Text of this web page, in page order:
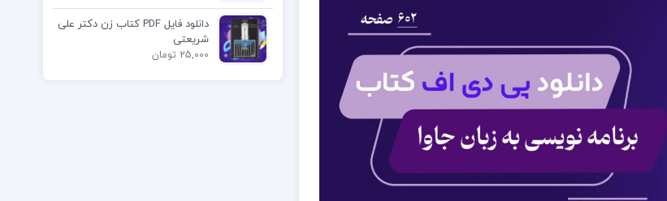
دانلود فایل PDF کتاب زن دکتر علی
شریعتی
25,000 تومان